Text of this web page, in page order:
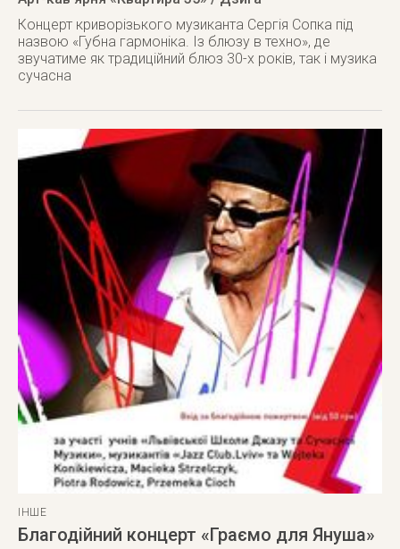
Концерт криворізького музиканта Сергія Сопка під
назвою «Губна гармоніка. Із блюзу в техно», де
звучатиме як традиційний блюз 30-х років, так і музика
сучасна
ІНШЕ
Благодійний концерт «Граємо для Януша»